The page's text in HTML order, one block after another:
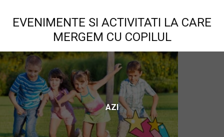
EVENIMENTE SI ACTIVITATI LA CARE
MERGEM CU COPILUL
AZI